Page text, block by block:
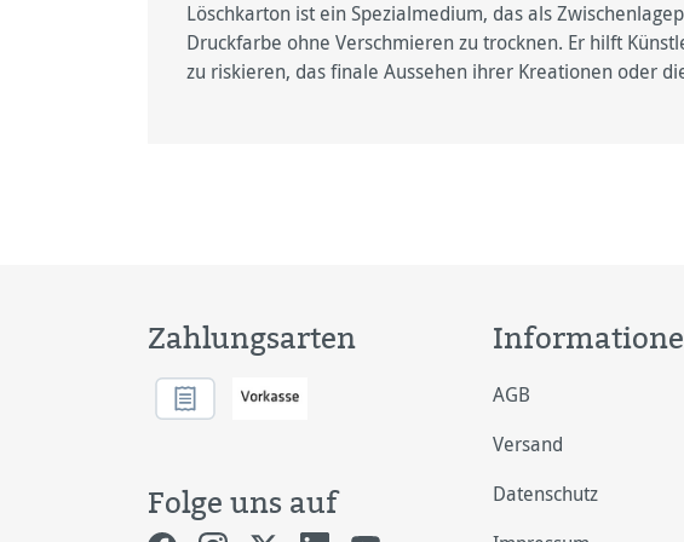
Löschkarton ist ein Spezialmedium, das als
Druckfarbe ohne Verschmieren zu trocknen. Er hilft
zu riskieren, das ﬁnale Aussehen ihrer Kreationen oder
Zahlungsarten
Folge uns auf
AGB
Versand
Datenschutz